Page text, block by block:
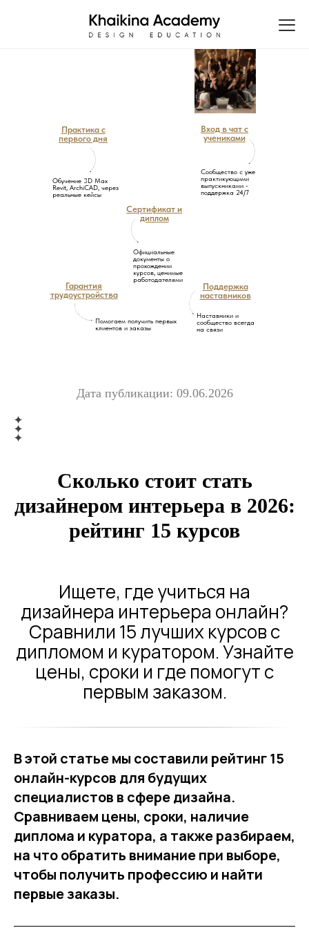
Гарантия
трудоустройства
Практика с
первого дня
Сертификат и
диплом
Поддержка
наставников
Вход в чат с
учениками
Помогаем получить первых
клиентов и заказы
Официальные
документы о
прохождении
курсов, ценимые
работодателями
Наставники и
сообщество всегда
на связи
Обучение 3D Max
Revit, ArchiCAD, через
реальные кейсы
Сообщество с уже
практикующими
выпускниками -
поддержка 24/7
Дата публикации: 09.06.2026
Сколько стоит стать
дизайнером интерьера в 2026:
рейтинг 15 курсов
Ищете, где учиться на
дизайнера интерьера онлайн?
Сравнили 15 лучших курсов с
дипломом и куратором. Узнайте
цены, сроки и где помогут с
первым заказом.
В этой статье мы составили рейтинг 15
онлайн-курсов для будущих
специалистов в сфере дизайна.
Сравниваем цены, сроки, наличие
диплома и куратора, а также разбираем,
на что обратить внимание при выборе,
чтобы получить профессию и найти
первые заказы.